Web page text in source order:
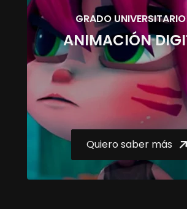
GRADO UNIVERSITARIO
ANIMACIÓN
Quiero saber más